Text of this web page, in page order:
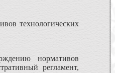
технологических
нормативов
регламент,